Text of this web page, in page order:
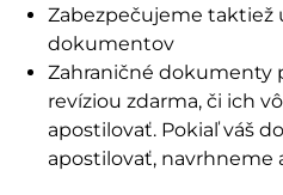
Zabezpečujeme taktiež
dokumentov
Zahraničné dokumenty
revíziou zdarma, či ich
apostilovať. Pokiaľ váš
apostilovať, navrhneme